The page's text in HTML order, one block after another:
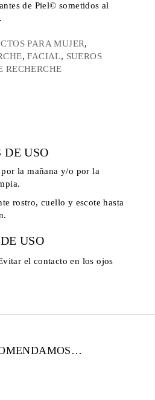
de Piel© sometidos al
PARA MUJER,
,FACIAL, SUEROS
RECHERCHE
DE USO
la mañana y/o por la
rostro, cuello y escote hasta
USO
el contacto en los ojos